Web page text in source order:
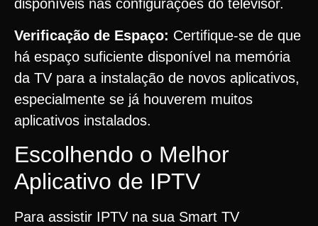
disponíveis nas configurações do televisor.
Verificação de Espaço: Certifique-se de que
há espaço suficiente disponível na memória
da TV para a instalação de novos aplicativos,
especialmente se já houverem muitos
aplicativos instalados.
Escolhendo o Melhor
Aplicativo de IPTV
Para assistir IPTV na sua Smart TV